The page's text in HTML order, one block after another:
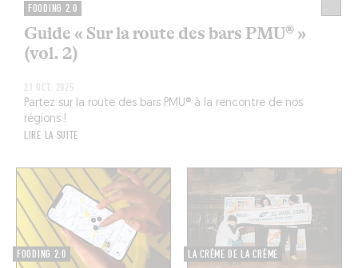
FOODING 2.0
Guide « Sur la route des bars PMU® »
(vol. 2)
21 OCT. 2025
Partez sur la route des bars PMU® à la rencontre de nos
régions !
LIRE LA SUITE
FOODING 2.0 LA CRÈME DE LA CRÈME